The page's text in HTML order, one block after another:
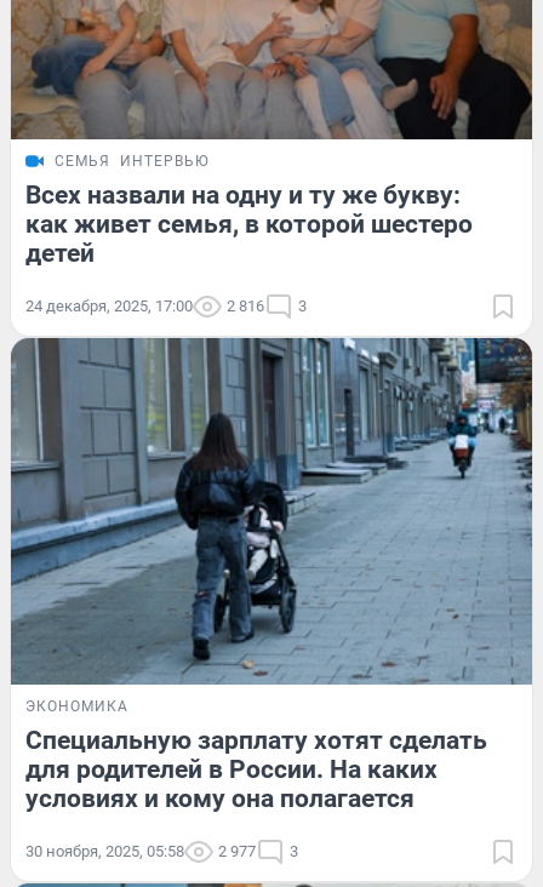
СЕМЬЯ ИНТЕРВЬЮ
Всех назвали на одну и ту же букву:
как живет семья, в которой шестеро
детей
24 декабря, 2025, 17:00 2 816 3
ЭКОНОМИКА
Специальную зарплату хотят сделать
для родителей в России. На каких
условиях и кому она полагается
30 ноября, 2025, 05:58 2 977 3